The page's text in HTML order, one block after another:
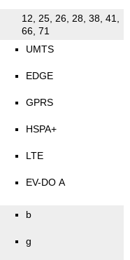
12, 25, 26, 28, 38, 41,
66, 71
UMTS
EDGE
GPRS
HSPA+
LTE
EV-DO A
b
g